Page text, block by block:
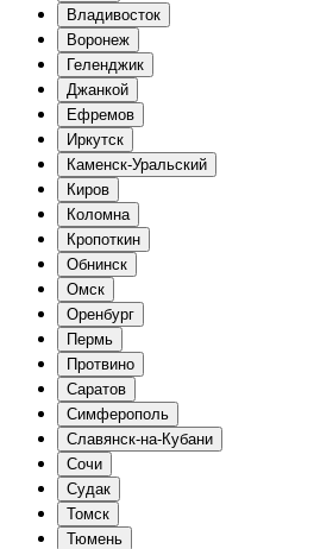
Владивосток
Воронеж
Геленджик
Джанкой
Ефремов
Иркутск
Каменск-Уральский
Киров
Коломна
Кропоткин
Обнинск
Омск
Оренбург
Пермь
Протвино
Саратов
Симферополь
Славянск-на-Кубани
Сочи
Судак
Томск
Тюмень